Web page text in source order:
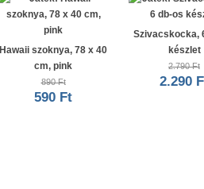
Hawaii szoknya, 78 x 40
cm, pink
890 Ft
590 Ft
Szivacskocka,
készlet
2.790 Ft
2.290